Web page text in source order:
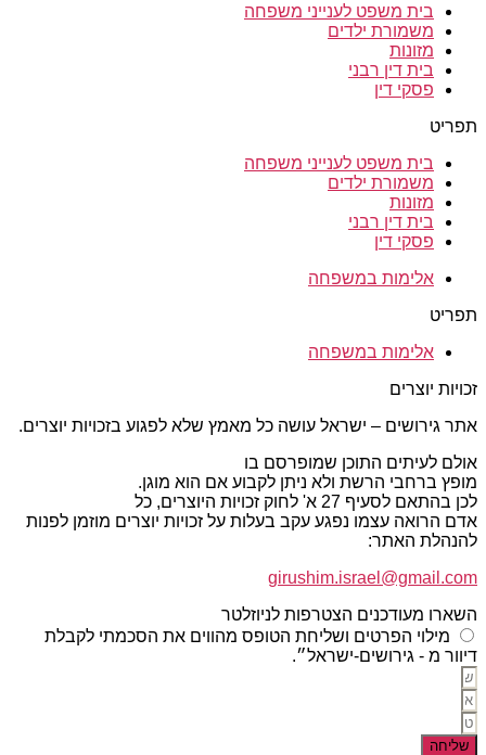
בית משפט לענייני משפחה
משמורת ילדים
מזונות
בית דין רבני
פסקי דין
תפריט
בית משפט לענייני משפחה
משמורת ילדים
מזונות
בית דין רבני
פסקי דין
אלימות במשפחה
תפריט
אלימות במשפחה
זכויות יוצרים
אתר גירושים – ישראל עושה כל מאמץ שלא לפגוע בזכויות יוצרים.
אולם לעיתים התוכן שמופרסם בו
מופץ ברחבי הרשת ולא ניתן לקבוע אם הוא מוגן.
לכן בהתאם לסעיף 27 א' לחוק זכויות היוצרים, כל
אדם הרואה עצמו נפגע עקב בעלות על זכויות יוצרים מוזמן לפנות
להנהלת האתר:
girushim.israel@gmail.com
השארו מעודכנים הצטרפות לניוזלטר
מילוי הפרטים ושליחת הטופס מהווים את הסכמתי לקבלת
דיוור מ - גירושים-ישראל״.
שליחה